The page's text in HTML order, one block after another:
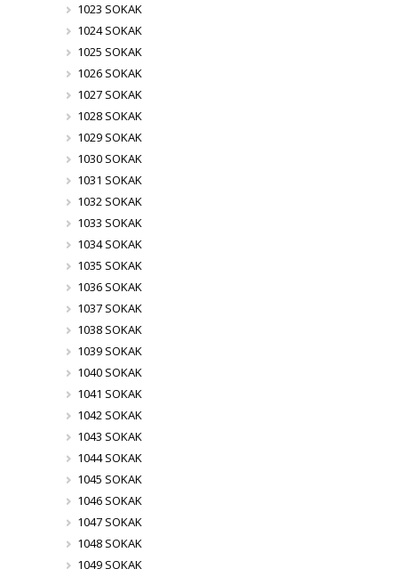
1023 SOKAK
1024 SOKAK
1025 SOKAK
1026 SOKAK
1027 SOKAK
1028 SOKAK
1029 SOKAK
1030 SOKAK
1031 SOKAK
1032 SOKAK
1033 SOKAK
1034 SOKAK
1035 SOKAK
1036 SOKAK
1037 SOKAK
1038 SOKAK
1039 SOKAK
1040 SOKAK
1041 SOKAK
1042 SOKAK
1043 SOKAK
1044 SOKAK
1045 SOKAK
1046 SOKAK
1047 SOKAK
1048 SOKAK
1049 SOKAK